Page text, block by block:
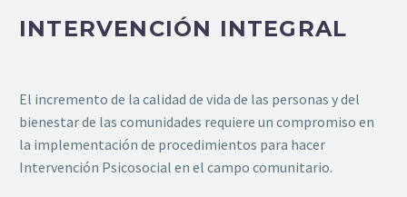
INTERVENCIÓN INTEGRAL
El incremento de la calidad de vida de las personas y del
bienestar de las comunidades requiere un compromiso en
la implementación de procedimientos para hacer
Intervención Psicosocial en el campo comunitario.